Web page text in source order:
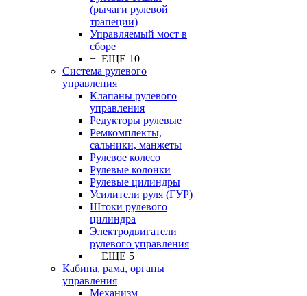
(рычаги рулевой
трапеции)
Управляемый мост в
сборе
+ ЕЩЕ 10
Система рулевого
управления
Клапаны рулевого
управления
Редукторы рулевые
Ремкомплекты,
сальники, манжеты
Рулевое колесо
Рулевые колонки
Рулевые цилиндры
Усилители руля (ГУР)
Штоки рулевого
цилиндра
Электродвигатели
рулевого управления
+ ЕЩЕ 5
Кабина, рама, органы
управления
Механизм